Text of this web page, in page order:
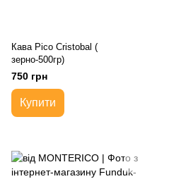
Кава Pico Cristobal (
зерно-500гр)
750 грн
Купити